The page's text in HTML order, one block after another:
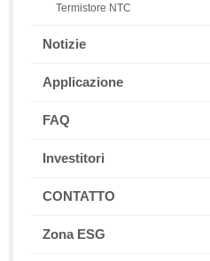
Termistore NTC
Notizie
Applicazione
FAQ
Investitori
CONTATTO
Zona ESG